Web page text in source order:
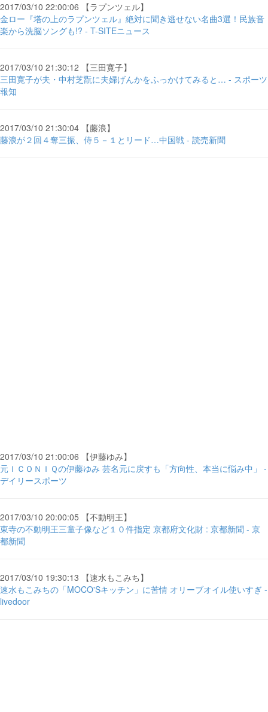
2017/03/10 22:00:06 【ラプンツェル】
金ロー『塔の上のラプンツェル』絶対に聞き逃せない名曲3選！民族音
楽から洗脳ソングも!? - T-SITEニュース
2017/03/10 21:30:12 【三田寛子】
三田寛子が夫・中村芝翫に夫婦げんかをふっかけてみると… - スポーツ
報知
2017/03/10 21:30:04 【藤浪】
藤浪が２回４奪三振、侍５－１とリード…中国戦 - 読売新聞
2017/03/10 21:00:06 【伊藤ゆみ】
元ＩＣＯＮＩＱの伊藤ゆみ 芸名元に戻すも「方向性、本当に悩み中」 -
デイリースポーツ
2017/03/10 20:00:05 【不動明王】
東寺の不動明王三童子像など１０件指定 京都府文化財 : 京都新聞 - 京
都新聞
2017/03/10 19:30:13 【速水もこみち】
速水もこみちの「MOCO'Sキッチン」に苦情 オリーブオイル使いすぎ -
livedoor